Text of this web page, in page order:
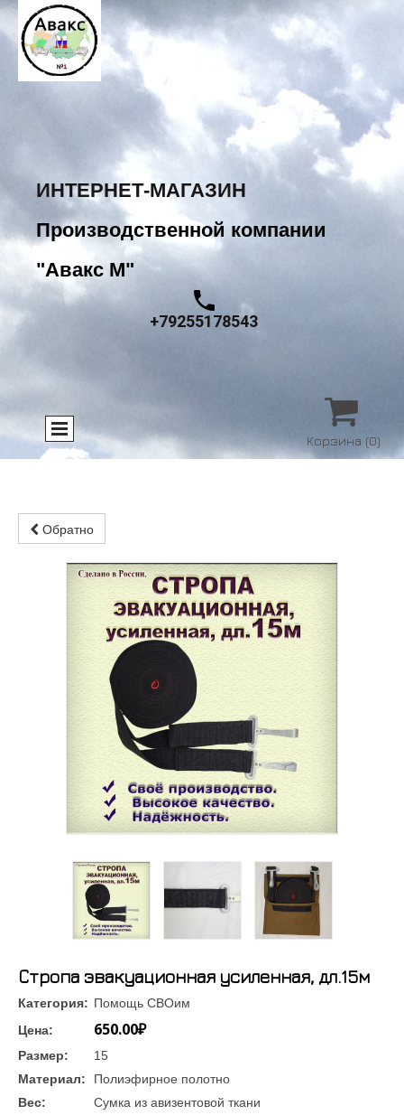
ИНТЕРНЕТ-МАГАЗИН
Производственной компании
"Авакс М"
+79255178543

Корзина (0)
Обратно
Стропа эвакуационная усиленная, дл.15м
Категория: Помощь СВОим
Цена:
650.00₽
Размер:
15
Материал:
Полиэфирное полотно
Вес:
Сумка из авизентовой ткани